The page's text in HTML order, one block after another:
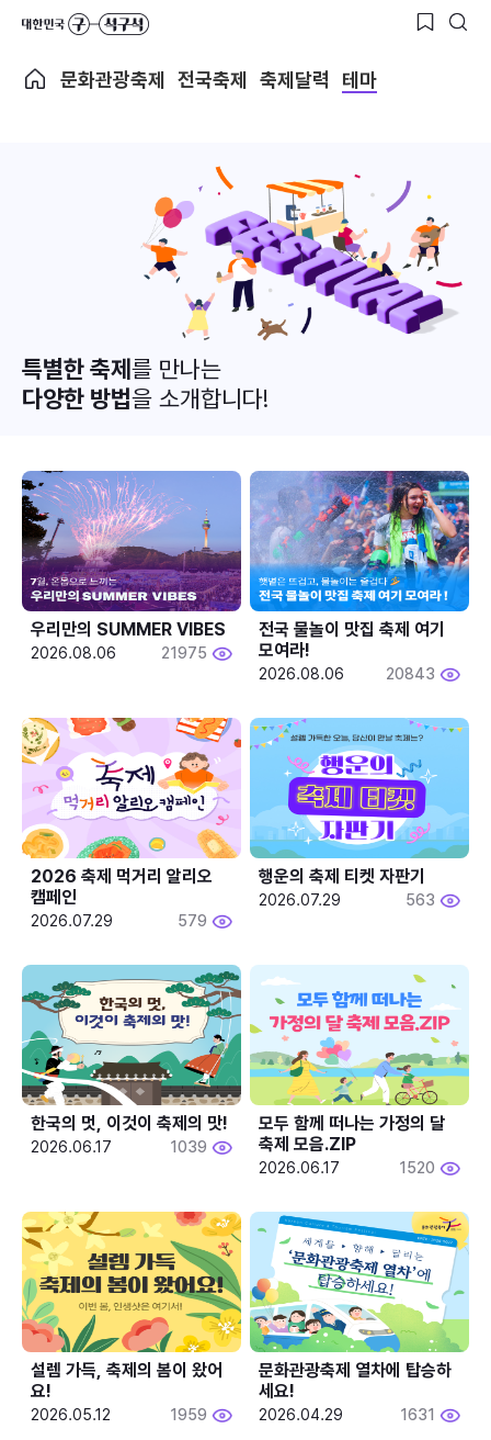
문화관광축제 전국축제 축제달력 테마
특별한 축제를 만나는
다양한 방법을 소개합니다!
우리만의 SUMMER VIBES
2026.08.06 21975
전국 물놀이 맛집 축제 여기
모여라!
2026.08.06 20843
2026 축제 먹거리 알리오
캠페인
2026.07.29 579
행운의 축제 티켓 자판기
2026.07.29 563
한국의 멋, 이것이 축제의 맛!
2026.06.17 1039
모두 함께 떠나는 가정의 달
축제 모음.ZIP
2026.06.17 1520
설렘 가득, 축제의 봄이 왔어
요!
2026.05.12 1959
문화관광축제 열차에 탑승하
세요!
2026.04.29 1631